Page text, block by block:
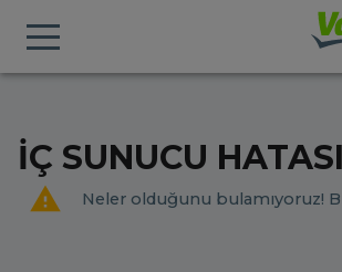
İÇ SUNUCU HATASI
Neler olduğunu bulamıyoruz!